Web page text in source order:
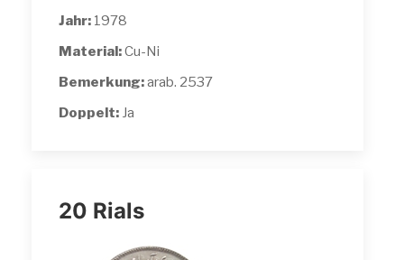
Jahr: 1978
Material:Cu-Ni
Bemerkung:arab. 2537
Doppelt: Ja
20 Rials